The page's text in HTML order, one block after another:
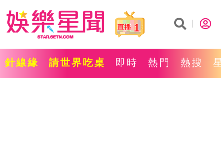
1
針線緣 請世界吃桌 即時 熱門 熱搜